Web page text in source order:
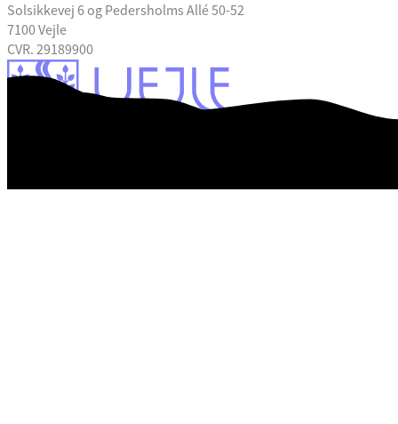
Solsikkevej 6 og Pedersholms Allé 50-52
7100 Vejle
CVR. 29189900